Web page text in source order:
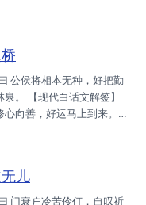
迫。 家庭：人口分散，世
有之。 姻 缘：审慎此
尔之功名，历尽沧桑，宜
对，立即闻讯，方能 治
。 【现代白话文解签】
向善，好运马上到来。
人合乎情理去做，不必忧
也，必获大利。 家庭：
财利：正逢昌运，每押皆
儿